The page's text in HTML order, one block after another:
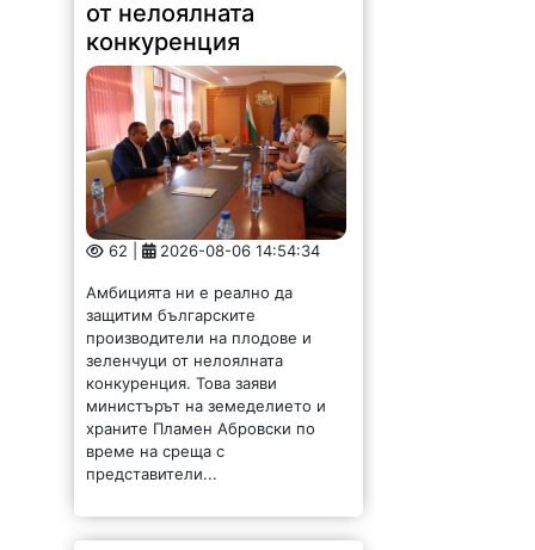
от нелоялната
конкуренция
62 | 2026-08-06 14:54:34
Амбицията ни е реално да
защитим българските
производители на плодове и
зеленчуци от нелоялната
конкуренция. Това заяви
министърът на земеделието и
храните Пламен Абровски по
време на среща с
представители...